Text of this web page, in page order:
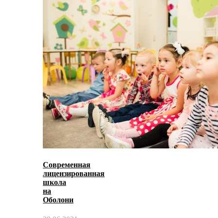
Современная
лицензированная
школа
на
Оболони